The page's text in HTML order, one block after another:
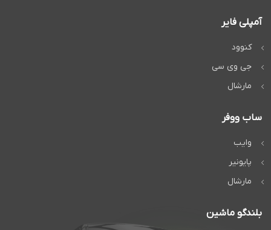
آمپلی فایر
کنوود
جی وی سی
مارشال
ساب ووفر
وایب
پایونیر
مارشال
بلندگو ماشین